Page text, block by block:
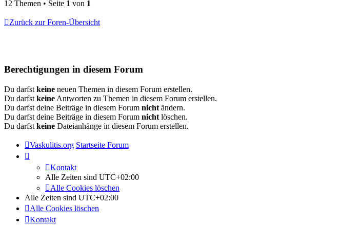
12 Themen • Seite 1 von 1
Zurück zur Foren-Übersicht
Berechtigungen in diesem Forum
Du darfst keine neuen Themen in diesem Forum erstellen.
Du darfst keine Antworten zu Themen in diesem Forum erstellen.
Du darfst deine Beiträge in diesem Forum nicht ändern.
Du darfst deine Beiträge in diesem Forum nicht löschen.
Du darfst keine Dateianhänge in diesem Forum erstellen.
Vaskulitis.org Startseite Forum
Kontakt
Alle Zeiten sind UTC+02:00
Alle Cookies löschen
Alle Zeiten sind UTC+02:00
Alle Cookies löschen
Kontakt